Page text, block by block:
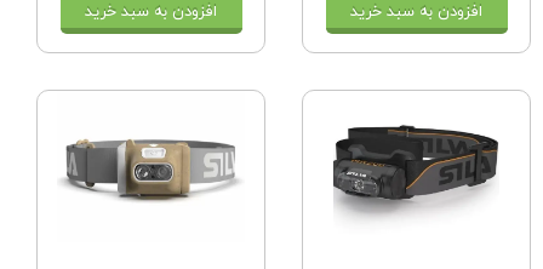
افزودن به سبد خرید افزودن به سبد خرید